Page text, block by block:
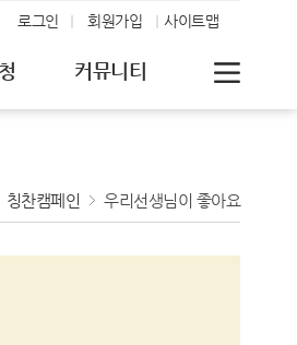
로그인 회원가입 사이트맵
커뮤니티
칭찬캠페인 우리선생님이 좋아요